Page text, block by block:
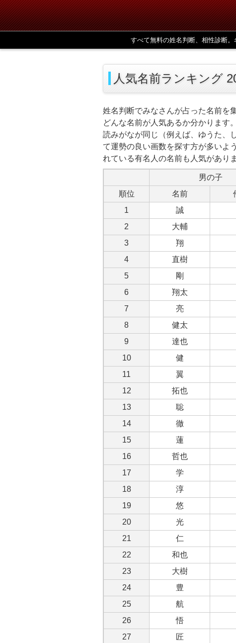
すべて無料の姓名判断、相性診断
人気名前ランキング
姓名判断でみなさんが占った名前を
どんな名前が人気あるか分かります。
読みがなが同じ（例えば、ゆうた、
て運勢の良い画数を探す方が多いよ
れている有名人の名前も人気があり
男の子
順位
名前
1
誠
2
大輔
3
翔
4
直樹
5
剛
6
翔太
7
亮
8
健太
9
達也
10
健
11
翼
12
拓也
13
聡
14
徹
15
蓮
16
哲也
17
学
18
淳
19
悠
20
光
21
仁
22
和也
23
大樹
24
豊
25
航
26
悟
27
匠